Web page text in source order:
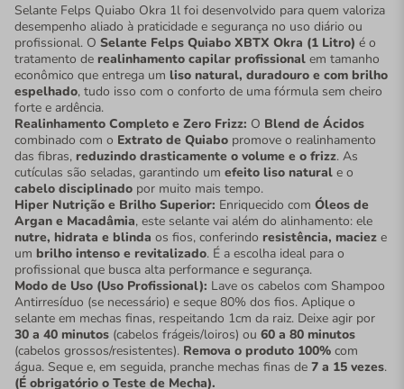
Selante Felps Quiabo Okra 1l foi desenvolvido para quem valoriza
desempenho aliado à praticidade e segurança no uso diário ou
profissional. O Selante Felps Quiabo XBTX Okra (1 Litro) é o
tratamento de realinhamento capilar profissional em tamanho
econômico que entrega um liso natural, duradouro e com brilho
espelhado, tudo isso com o conforto de uma fórmula sem cheiro
forte e ardência.
Realinhamento Completo e Zero Frizz: O Blend de Ácidos
combinado com o Extrato de Quiabo promove o realinhamento
das fibras, reduzindo drasticamente o volume e o frizz. As
cutículas são seladas, garantindo um efeito liso natural e o
cabelo disciplinado por muito mais tempo.
Hiper Nutrição e Brilho Superior: Enriquecido com Óleos de
Argan e Macadâmia, este selante vai além do alinhamento: ele
nutre, hidrata e blinda os fios, conferindo resistência, maciez e
um brilho intenso e revitalizado. É a escolha ideal para o
profissional que busca alta performance e segurança.
Modo de Uso (Uso Profissional): Lave os cabelos com Shampoo
Antirresíduo (se necessário) e seque 80% dos fios. Aplique o
selante em mechas finas, respeitando 1cm da raiz. Deixe agir por
30 a 40 minutos (cabelos frágeis/loiros) ou 60 a 80 minutos
(cabelos grossos/resistentes). Remova o produto 100% com
água. Seque e, em seguida, pranche mechas finas de 7 a 15 vezes.
(É obrigatório o Teste de Mecha).